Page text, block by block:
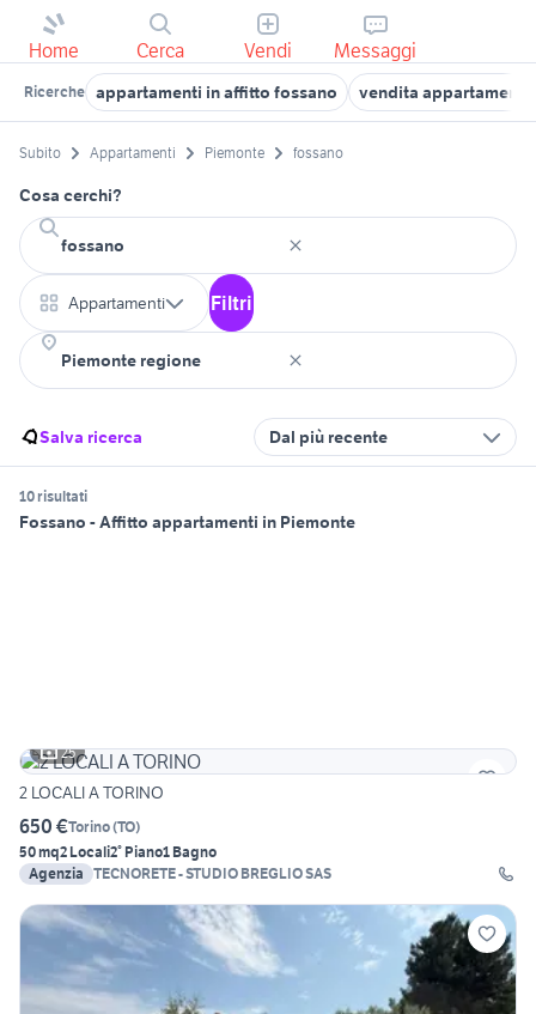
Home Cerca Vendi Messaggi
Ricerche appartamenti in affitto fossano vendita appartamenti
Subito Appartamenti Piemonte fossano
Cosa cerchi?
Appartamenti Filtri
Salva ricerca Dal più recente
10 risultati
Fossano - Affitto appartamenti in Piemonte
25
2 LOCALI A TORINO
650 €Torino(TO)
50 mq2 Locali2° Piano1 Bagno
Agenzia TECNORETE - STUDIO BREGLIO SAS